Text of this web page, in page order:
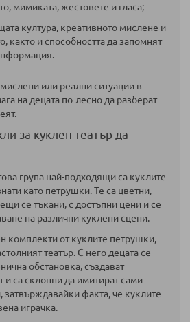
мимиката, жестовете и гласа;
култура, креативното мислене и
както и способността да запомнят
или реални ситуации в
на децата по-лесно да разберат
за куклен театър да
група най-подходящи са куклите
като петрушки. Те са цветни,
се тъкани, с достъпни цени и се
на различни куклени сцени.
комплекти от куклите петрушки,
театър. С него децата се
обстановка, създават
са склонни да имитират сами
затвърждавайки факта, че куклите
играчка.